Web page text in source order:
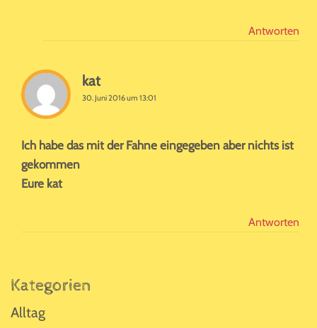
Antworten
kat
30. Juni 2016 um 13:01
Ich habe das mit der Fahne eingegeben aber nichts ist
gekommen
Eure kat
Antworten
Seitenspalte
Kategorien
Alltag